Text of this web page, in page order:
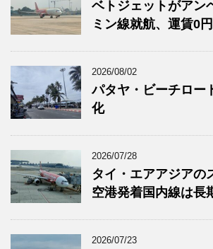
ベトジェットがアン
ミン線就航、運賃0
2026/08/02
パタヤ・ビーチロー
化
2026/07/28
タイ・エアアジアの
空港発着国内線は長
2026/07/23